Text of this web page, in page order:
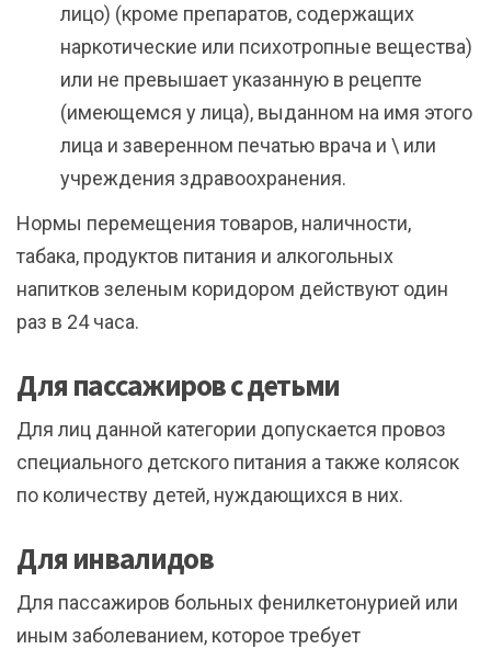
лицо) (кроме препаратов, содержащих
наркотические или психотропные вещества)
или не превышает указанную в рецепте
(имеющемся у лица), выданном на имя этого
лица и заверенном печатью врача и \ или
учреждения здравоохранения.
Нормы перемещения товаров, наличности,
табака, продуктов питания и алкогольных
напитков зеленым коридором действуют один
раз в 24 часа.
Для пассажиров с детьми
Для лиц данной категории допускается провоз
специального детского питания а также колясок
по количеству детей, нуждающихся в них.
Для инвалидов
Для пассажиров больных фенилкетонурией или
иным заболеванием, которое требует